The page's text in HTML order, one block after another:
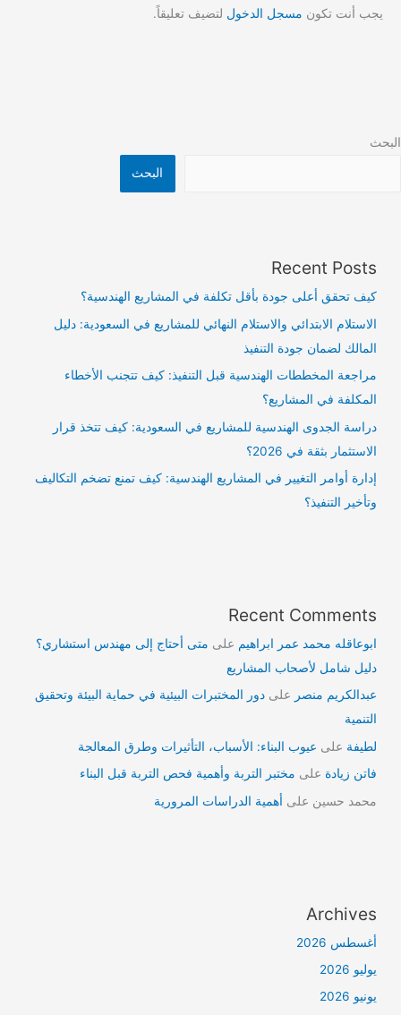
يجب أنت تكون مسجل الدخول لتضيف تعليقاً.
البحث
البحث
Recent Posts
كيف تحقق أعلى جودة بأقل تكلفة في المشاريع الهندسية؟
الاستلام الابتدائي والاستلام النهائي للمشاريع في السعودية: دليل
المالك لضمان جودة التنفيذ
مراجعة المخططات الهندسية قبل التنفيذ: كيف تتجنب الأخطاء
المكلفة في المشاريع؟
دراسة الجدوى الهندسية للمشاريع في السعودية: كيف تتخذ قرار
الاستثمار بثقة في 2026؟
إدارة أوامر التغيير في المشاريع الهندسية: كيف تمنع تضخم التكاليف
وتأخير التنفيذ؟
Recent Comments
ابوعاقله محمد عمر ابراهيم على متى أحتاج إلى مهندس استشاري؟
دليل شامل لأصحاب المشاريع
عبدالكريم منصر علىدور المختبرات البيئية في حماية البيئة وتحقيق
التنمية
لطيفة على عيوب البناء: الأسباب، التأثيرات وطرق المعالجة
فاتن زيادة على مختبر التربة وأهمية فحص التربة قبل البناء
محمد حسين على أهمية الدراسات المرورية
Archives
أغسطس 2026
يوليو 2026
يونيو 2026